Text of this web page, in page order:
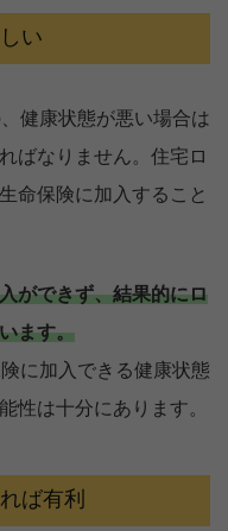
い
健康状態が悪い場合は
ばなりません。住宅ロ
命保険に加入すること
ができず、結果的にロ
ます。
に加入できる健康状態
性は十分にあります。
ば有利